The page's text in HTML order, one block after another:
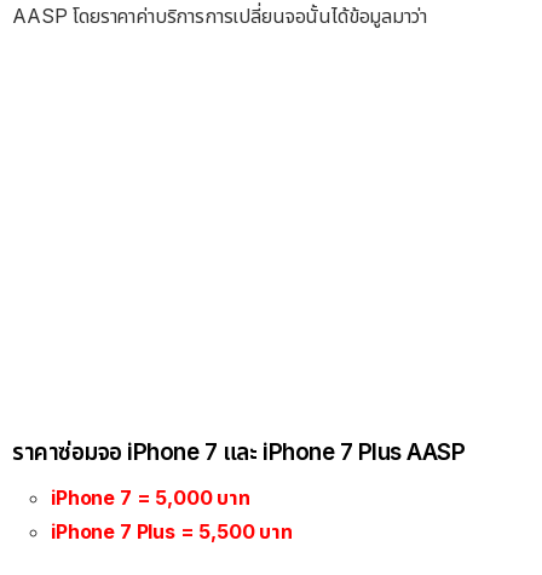
AASP โดยราคาค่าบริการการเปลี่ยนจอนั้นได้ข้อมูลมาว่า
ราคาซ่อมจอ iPhone 7 และ iPhone 7 Plus AASP
iPhone 7 = 5,000 บาท
iPhone 7 Plus = 5,500 บาท